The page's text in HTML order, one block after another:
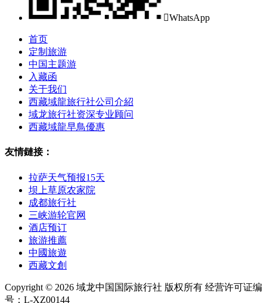
WhatsApp
首页
定制旅游
中国主题游
入藏函
关于我们
西藏域龍旅行社公司介紹
域龙旅行社资深专业顾问
西藏域龍早鳥優惠
友情鏈接：
拉萨天气预报15天
坝上草原农家院
成都旅行社
三峡游轮官网
酒店预订
旅游推薦
中國旅遊
西藏文創
Copyright © 2026 域龙中国国际旅行社 版权所有 经营许可证编
号：L-XZ00144